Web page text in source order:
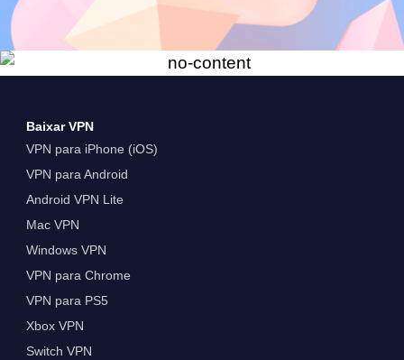
Baixar VPN
VPN para iPhone (iOS)
VPN para Android
Android VPN Lite
Mac VPN
Windows VPN
VPN para Chrome
VPN para PS5
Xbox VPN
Switch VPN